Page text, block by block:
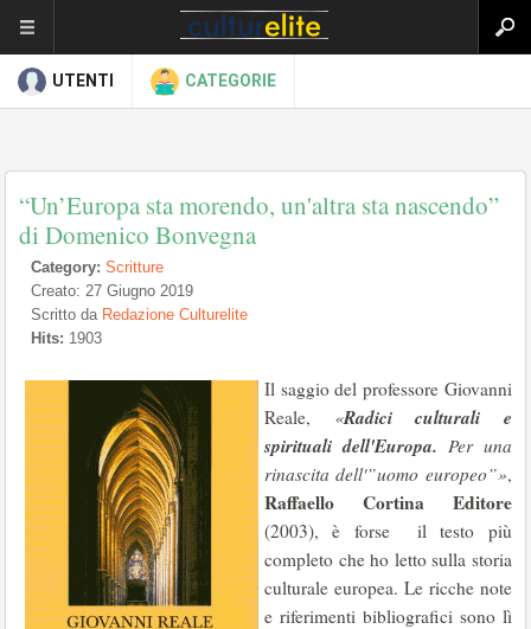
UTENTI CATEGORIE
“Un’Europa sta morendo, un'altra sta nascendo”
di Domenico Bonvegna
Category: Scritture
Creato: 27 Giugno 2019
Scritto da Redazione Culturelite
Hits: 1903
Il saggio del professore Giovanni
Reale, «Radici culturali e
spirituali dell'Europa. Per una
rinascita dell'”uomo europeo”»,
Raffaello Cortina Editore
(2003), è forse il testo più
completo che ho letto sulla storia
culturale europea. Le ricche note
e riferimenti bibliografici sono lì